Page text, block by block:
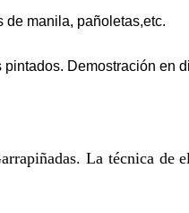
de manila, pañoletas,etc.
Demostración en
La técnica de